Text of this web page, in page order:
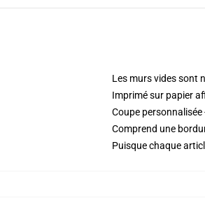
Les murs vides sont
Imprimé sur papier
Coupe
Comprend une
Puisque chaque